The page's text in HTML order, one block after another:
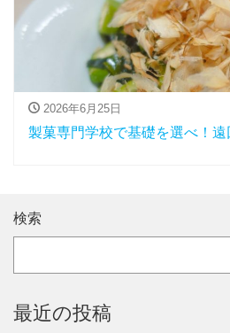
2026年6月25日
製菓専門学校で基礎を選べ！
検索
最近の投稿